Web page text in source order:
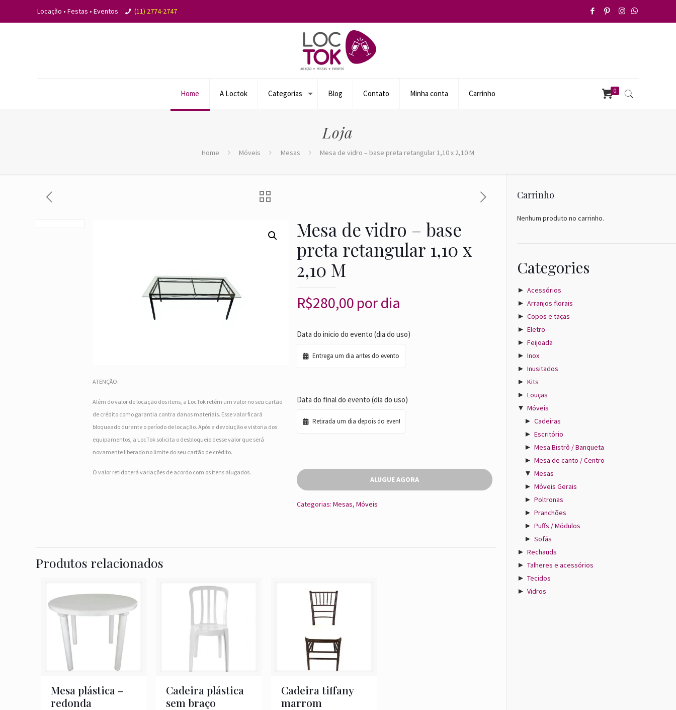
Locação • Festas • Eventos (11) 2774-2747
Home A Loctok Categorias Blog Contato Minha conta Carrinho 0
Loja
Home Móveis Mesas Mesa de vidro – base preta retangular 1,10 x 2,10 M
ATENÇÃO:
Além do valor de locação dos itens, a LocTok retém um valor no seu cartão
de crédito como garantia contra danos materiais. Esse valor ficará
bloqueado durante o período de locação. Após a devolução e vistoria dos
equipamentos, a LocTok solicita o desbloqueio desse valor que será
novamente liberado no limite do seu cartão de crédito.
O valor retido terá variações de acordo com os itens alugados.
Mesa de vidro – base
preta retangular 1,10 x
2,10 M
R$280,00 por dia
Data do inicio do evento (dia do uso)
Data do final do evento (dia do uso)
ALUGUE AGORA
Categorias:Mesas,Móveis
Produtos relacionados
Mesa plástica –
redonda
Cadeira plástica
sem braço
Cadeira tiffany
marrom
Carrinho
Nenhum produto no carrinho.
Categories
► Acessórios
► Arranjos florais
► Copos e taças
► Eletro
► Feijoada
► Inox
► Inusitados
► Kits
► Louças
▼ Móveis
► Cadeiras
► Escritório
► Mesa Bistrô / Banqueta
► Mesa de canto / Centro
▼ Mesas
► Móveis Gerais
► Poltronas
► Pranchões
► Puffs / Módulos
► Sofás
► Rechauds
► Talheres e acessórios
► Tecidos
► Vidros